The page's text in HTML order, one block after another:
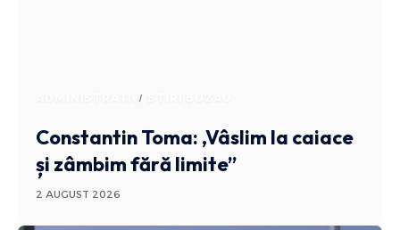
ADMINISTRATIV
Constantin Toma: ,Vâslim la caiace
și zâmbim fără limite”
2 AUGUST 2026